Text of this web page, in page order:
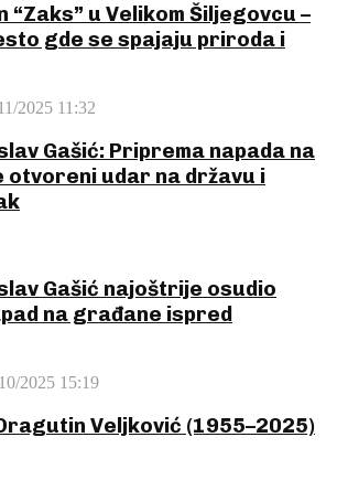
u Velikom Šiljegovcu –
gde se spajaju priroda i
2025 11:32
Gašić: Priprema napada na
otvoreni udar na državu i
Gašić najoštrije osudio
na građane ispred
2025 15:19
Veljković (1955–2025)